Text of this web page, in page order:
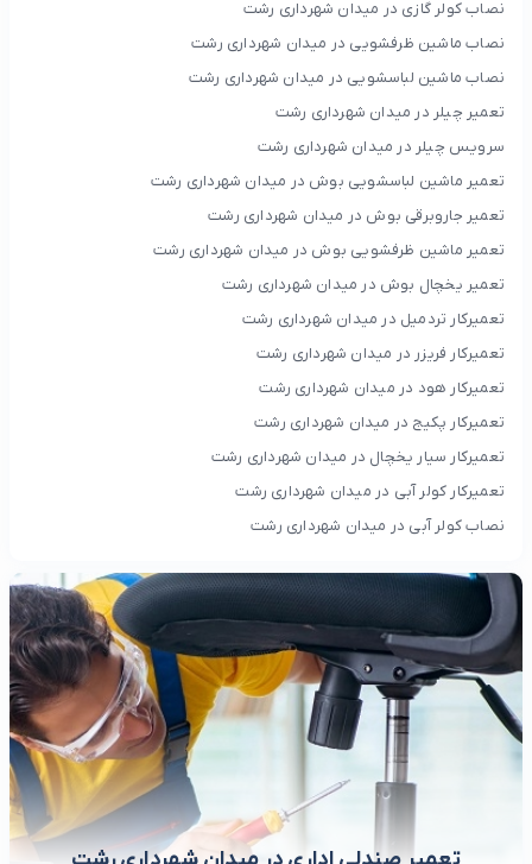
نصاب کولر گازی در میدان شهرداری رشت
نصاب ماشین ظرفشویی در میدان شهرداری رشت
نصاب ماشین لباسشویی در میدان شهرداری رشت
تعمیر چیلر در میدان شهرداری رشت
سرویس چیلر در میدان شهرداری رشت
تعمیر ماشین لباسشویی بوش در میدان شهرداری رشت
تعمیر جاروبرقی بوش در میدان شهرداری رشت
تعمیر ماشین ظرفشویی بوش در میدان شهرداری رشت
تعمیر یخچال بوش در میدان شهرداری رشت
تعمیرکار تردمیل در میدان شهرداری رشت
تعمیرکار فریزر در میدان شهرداری رشت
تعمیرکار هود در میدان شهرداری رشت
تعمیرکار پکیج در میدان شهرداری رشت
تعمیرکار سیار یخچال در میدان شهرداری رشت
تعمیرکار کولر آبی در میدان شهرداری رشت
نصاب کولر آبی در میدان شهرداری رشت